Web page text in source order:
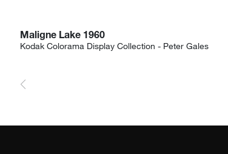
Maligne Lake 1960
Kodak Colorama Display Collection - Peter Gales